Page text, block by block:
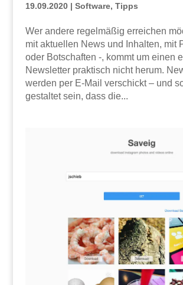
19.09.2020| Software, Tipps
Wer andere regelmäßig erreichen
mit aktuellen News und Inhalten, mit
oder Botschaften -, kommt um einen
Newsletter praktisch nicht herum.
werden per E-Mail verschickt – und
gestaltet sein, dass die...